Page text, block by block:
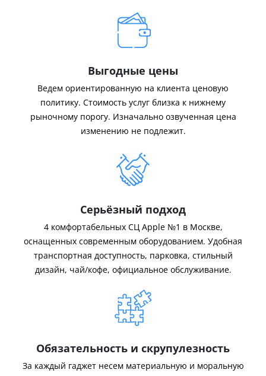
Выгодные цены
Ведем ориентированную на клиента ценовую
политику. Стоимость услуг близка к нижнему
рыночному порогу. Изначально озвученная цена
изменению не подлежит.
Серьёзный подход
4 комфортабельных СЦ Apple №1 в Москве,
оснащенных современным оборудованием. Удобная
транспортная доступность, парковка, стильный
дизайн, чай/кофе, официальное обслуживание.
Обязательность и скрупулезность
За каждый гаджет несем материальную и моральную